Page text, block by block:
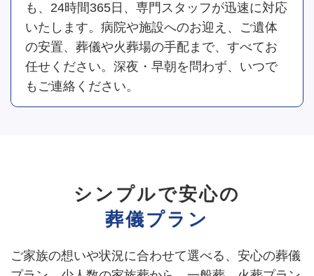
も、24時間365日、専門スタッフが迅速に対応
いたします。病院や施設へのお迎え、ご遺体
の安置、葬儀や火葬場の手配まで、すべてお
任せください。深夜・早朝を問わず、いつで
もご連絡ください。
シンプルで安心の
葬儀プラン
ご家族の想いや状況に合わせて選べる、安心の葬儀